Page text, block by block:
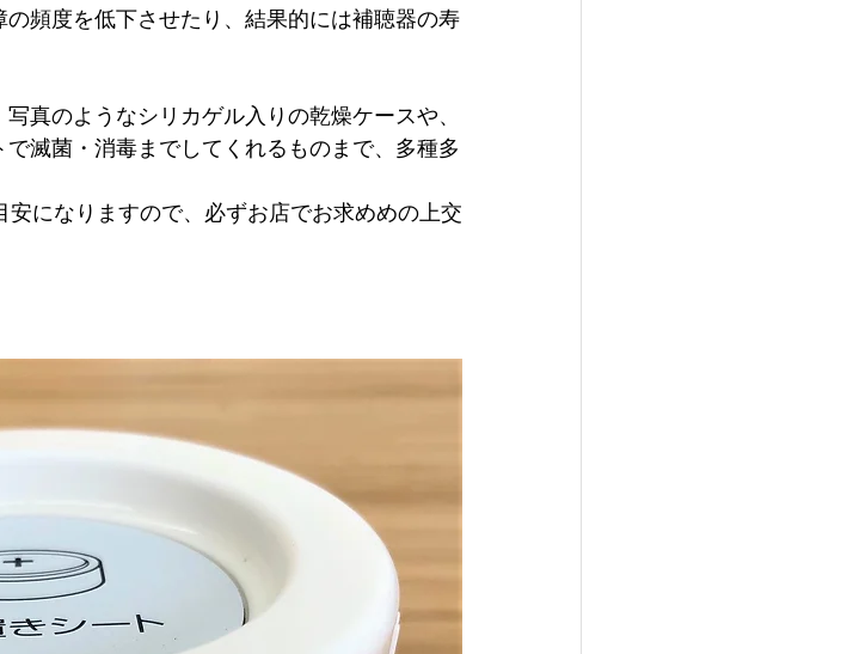
頻度を低下させたり、結果的には補聴器の寿
真のようなシリカゲル入りの乾燥ケースや、
滅菌・消毒までしてくれるものまで、多種多
になりますので、必ずお店でお求めめの上交